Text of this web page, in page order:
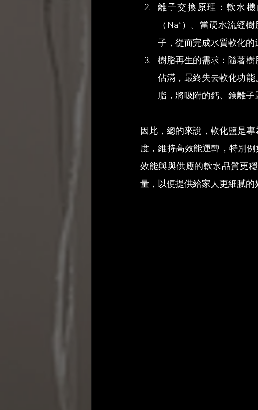
離子交換原理：軟水
（Na⁺）。當硬水流經
子，從而完成水質軟化的
樹脂再生的需求：隨著
佔滿，最終失去軟化功
脂，將吸附的鈣、鎂離子
因此，總的來說，軟化鹽是
度，維持高效能運轉，特別
效能與與供應的軟水品質更
量，以便提供給家人更細膩的